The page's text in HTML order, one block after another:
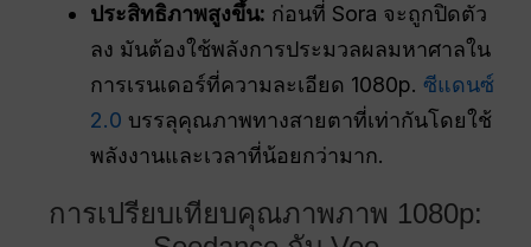
ประสิทธิภาพสูงขึ้น: ก่อนที่ Sora จะถูกปิดตัว
ลง มันต้องใช้พลังการประมวลผลมหาศาลใน
การเรนเดอร์ที่ความละเอียด 1080p.ซีแดนซ์
2.0 บรรลุคุณภาพทางสายตาที่เท่ากันโดยใช้
พลังงานและเวลาที่น้อยกว่ามาก.
การเปรียบเทียบคุณภาพภาพ 1080p: